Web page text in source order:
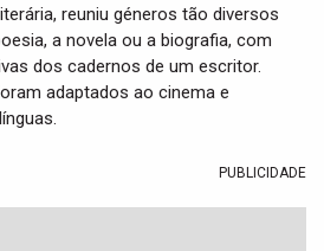
reuniu géneros tão diversos
a novela ou a biografia, com
dos cadernos de um escritor.
adaptados ao cinema e
PUBLICIDADE